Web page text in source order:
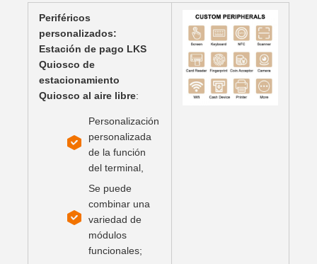
Periféricos
personalizados:
Estación de pago LKS
Quiosco de
estacionamiento
Quiosco al aire libre:
Personalización
personalizada
de la función
del terminal,
Se puede
combinar una
variedad de
módulos
funcionales;